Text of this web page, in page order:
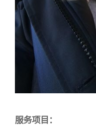
服务项目：